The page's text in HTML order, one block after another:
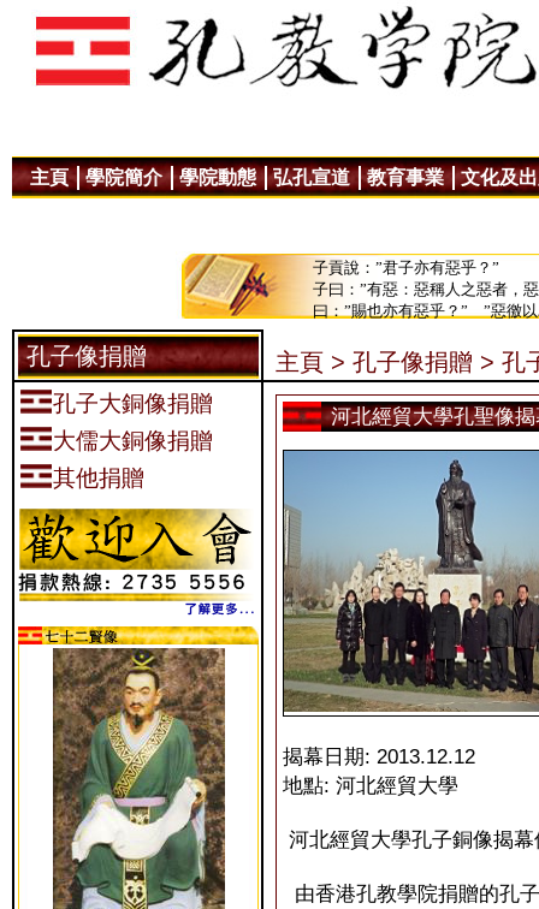
主頁 學院簡介 學院動態 弘孔宣道 教育事業 文化及
子貢說：”君子亦有惡乎？”
子曰：”有惡：惡稱人之惡者，
曰：”賜也亦有惡乎？” ”惡徼
孔子像捐贈
孔子大銅像捐贈
大儒大銅像捐贈
其他捐贈
主頁 > 孔子像捐贈 > 孔
河北經貿大學孔聖像
揭幕日期: 2013.12.12
地點: 河北經貿大學
河北經貿大學孔子銅像揭幕
由香港孔教學院捐贈的孔